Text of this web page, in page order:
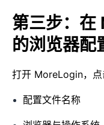
第三步：
的浏览器配
打开 MoreLogin，点
配置文件名称